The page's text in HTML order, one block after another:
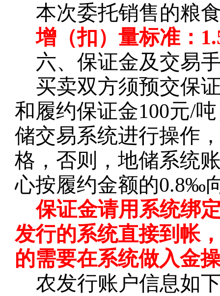
本次委托销售的粮
增（扣）量标准：
六、保证金及交易
买卖双方须预交保
和履约保证金100元/
储交易系统进行操作
格，否则，地储系统
心按履约金额的0.8‰
保证金请用系统绑
发行的系统直接到帐
的需要在系统做入金
农发行账户信息如